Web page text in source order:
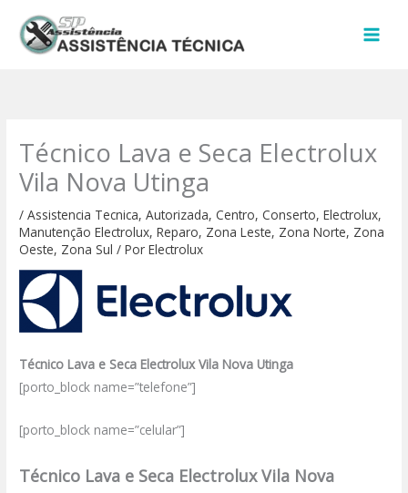
para
Técnico Lava e Seca Electrolux
Vila Nova Utinga
/Assistencia Tecnica,Autorizada,Centro,Conserto,Electrolux,
Manutenção Electrolux,Reparo, Zona Leste, Zona Norte, Zona
Oeste, Zona Sul / PorElectrolux
Técnico Lava e Seca Electrolux Vila Nova Utinga
[porto_block name=”telefone”]
[porto_block name=”celular”]
Técnico Lava e Seca Electrolux Vila Nova